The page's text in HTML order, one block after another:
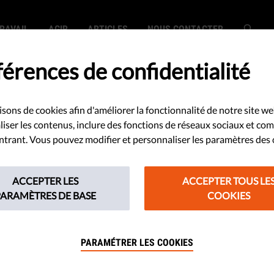
AGIR ARTICLES NOUS CONTACTER
vous bien
européenne ?
pour défendre la démocratie
un débat ? Découvrez-le en
démocratie !
de confidentialité
de cookies afin d'améliorer la fonctionnalité de notre site
les contenus, inclure des fonctions de réseaux sociaux et
Vous pouvez modifier et personnaliser les paramètres des
ACCEPTER LES
DE BASE
ACCEPTER TOUS
COOKIES
PARAMÉTRER LES COOKIES